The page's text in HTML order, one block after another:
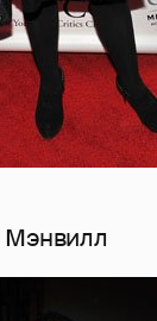
Мэнвилл